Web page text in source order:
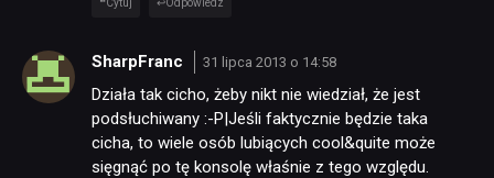
Cytuj Odpowiedz
SharpFranc 31 lipca 2013 o 14:58
Działa tak cicho, żeby nikt nie wiedział, że jest
podsłuchiwany :-P|Jeśli faktycznie będzie taka
cicha, to wiele osób lubiących cool&quite może
sięgnąć po tę konsolę właśnie z tego względu.